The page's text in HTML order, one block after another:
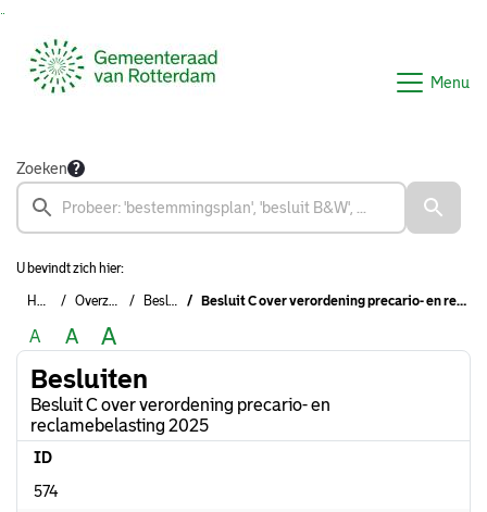
Menu
Zoeken
U bevindt zich hier:
Home Overzichten Besluiten Besluit C over verordening precario- en reclamebelasting 2025
A A A
Besluiten
Besluit C over verordening precario- en
reclamebelasting 2025
ID
574